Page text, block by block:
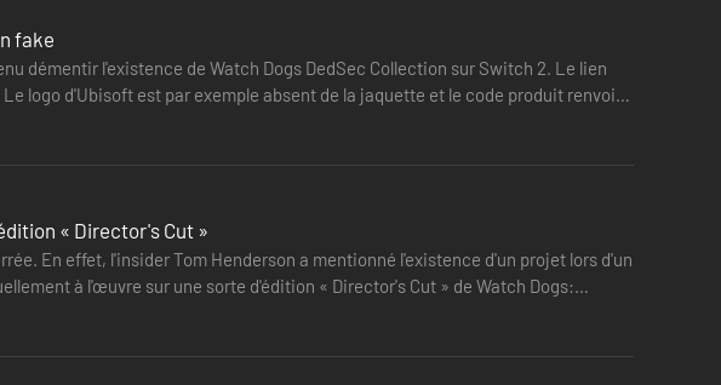
fake
démentir l'existence de Watch Dogs DedSec Collection sur Switch 2. Le lien
logo d'Ubisoft est par exemple absent de la jaquette et le code produit renvoie
« Director's Cut »
En effet, l'insider Tom Henderson a mentionné l'existence d'un projet lors d'un
à l'œuvre sur une sorte d'édition « Director's Cut » de Watch Dogs: